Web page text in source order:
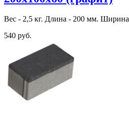
Вес - 2,5 кг. Длина - 200 мм.
540 руб.